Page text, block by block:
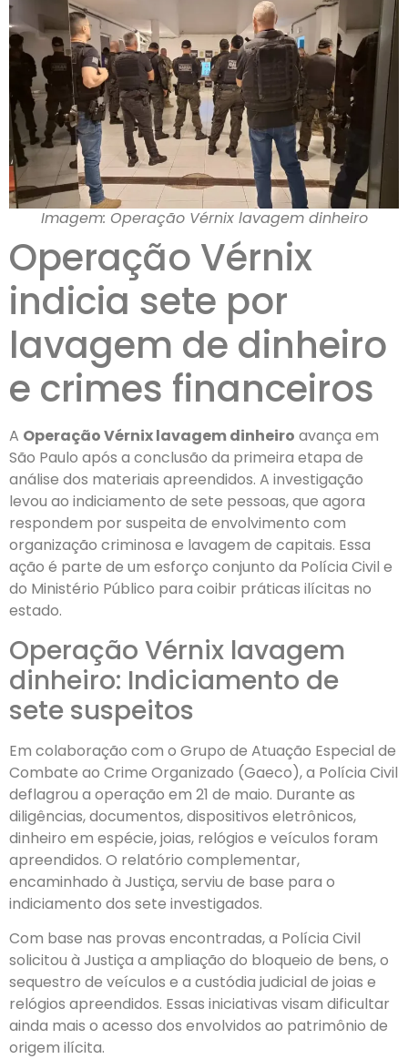
Imagem: Operação Vérnix lavagem dinheiro
Operação Vérnix
indicia sete por
lavagem de dinheiro
e crimes financeiros
A Operação Vérnix lavagem dinheiro avança em
São Paulo após a conclusão da primeira etapa de
análise dos materiais apreendidos. A investigação
levou ao indiciamento de sete pessoas, que agora
respondem por suspeita de envolvimento com
organização criminosa e lavagem de capitais. Essa
ação é parte de um esforço conjunto da Polícia Civil e
do Ministério Público para coibir práticas ilícitas no
estado.
Operação Vérnix lavagem
dinheiro: Indiciamento de
sete suspeitos
Em colaboração com o Grupo de Atuação Especial de
Combate ao Crime Organizado (Gaeco), a Polícia Civil
deflagrou a operação em 21 de maio. Durante as
diligências, documentos, dispositivos eletrônicos,
dinheiro em espécie, joias, relógios e veículos foram
apreendidos. O relatório complementar,
encaminhado à Justiça, serviu de base para o
indiciamento dos sete investigados.
Com base nas provas encontradas, a Polícia Civil
solicitou à Justiça a ampliação do bloqueio de bens, o
sequestro de veículos e a custódia judicial de joias e
relógios apreendidos. Essas iniciativas visam dificultar
ainda mais o acesso dos envolvidos ao patrimônio de
origem ilícita.